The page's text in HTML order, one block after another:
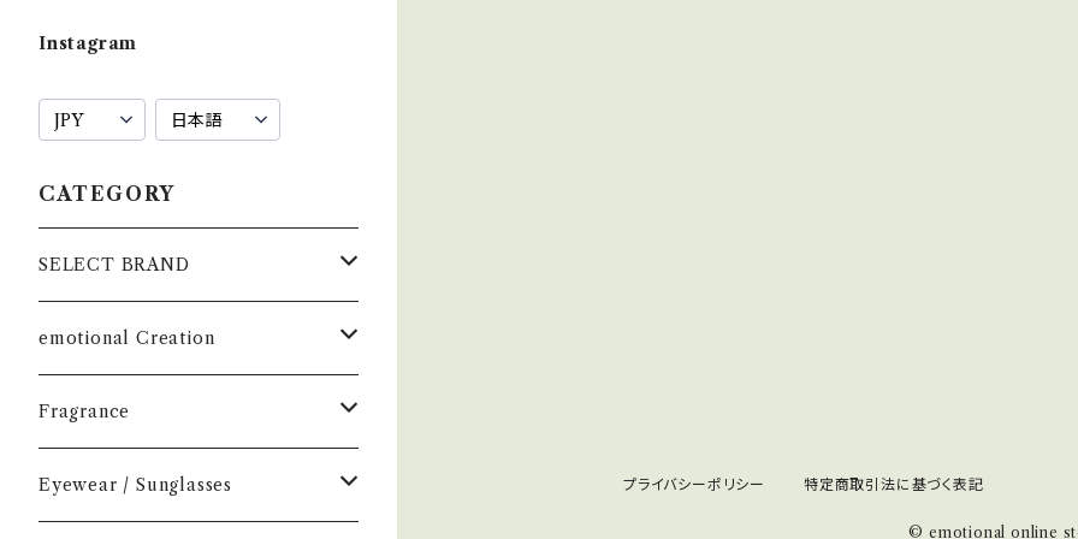
Instagram
CATEGORY
SELECT BRAND
çanoma
香水
お香
Earl of East
Air Freshener
Melt
emotional Creation
Vintage
Fragrance
Fragrance
Perfume
Eyewear / Sunglasses プライバシーポリシー 特定商取引法に基づく表記
© emotional online